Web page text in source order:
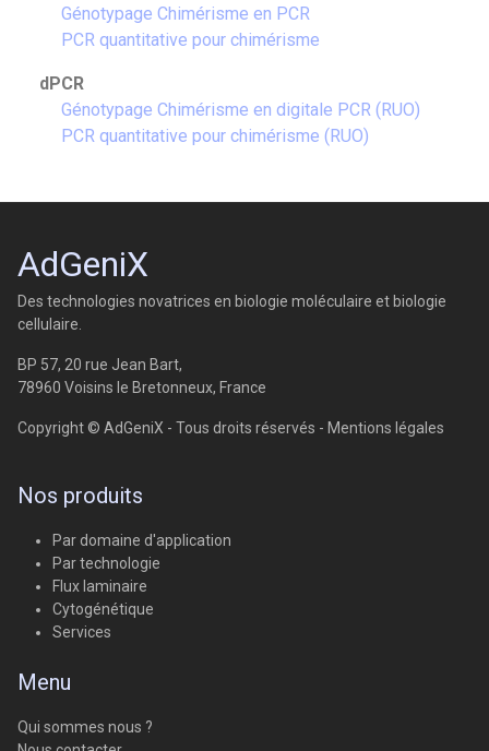
Génotypage Chimérisme en PCR
PCR quantitative pour chimérisme
dPCR
Génotypage Chimérisme en digitale PCR (RUO)
PCR quantitative pour chimérisme (RUO)
AdGeniX
Des technologies novatrices en biologie moléculaire et biologie
cellulaire.
BP 57, 20 rue Jean Bart,
78960 Voisins le Bretonneux, France
Copyright © AdGeniX - Tous droits réservés - Mentions légales
Nos produits
Par domaine d'application
Par technologie
Flux laminaire
Cytogénétique
Services
Menu
Qui sommes nous ?